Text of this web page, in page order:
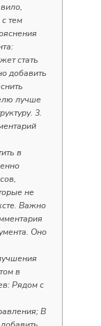
тем
стать
добавить
лучше
3.
в
не
Важно
Оно
в
Рядом с
В